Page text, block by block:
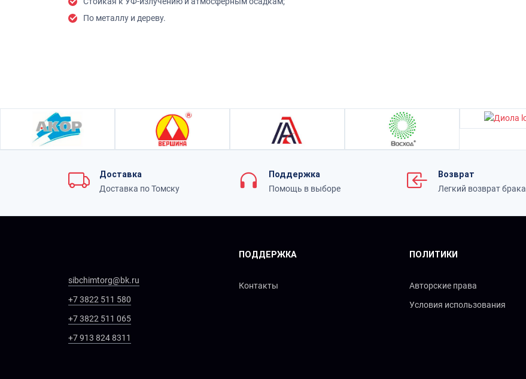
По металлу и дереву.
Доставка
Доставка по Томску
Поддержка
Помощь в выборе
Возврат
Легкий возврат брака
sibchimtorg@bk.ru
+7 3822 511 580
+7 3822 511 065
+7 913 824 8311
ПОДДЕРЖКА
Контакты
ПОЛИТИКИ
Авторские права
Условия использования